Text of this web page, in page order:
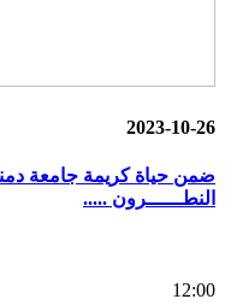
2023-10-26
ضمن حياة كريمة جامعة
النطــــــرون .....
12:00